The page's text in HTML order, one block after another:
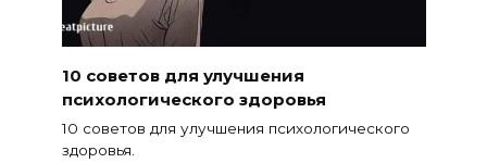
10 советов для улучшения
психологического здоровья
10 советов для улучшения психологического
здоровья.